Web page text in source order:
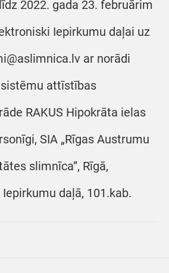
2022. gada 23. februārim
Iepirkumu daļai uz
ar norādi
attīstības
RAKUS Hipokrāta ielas
SIA „Rīgas Austrumu
slimnīca”, Rīgā,
daļā, 101.kab.